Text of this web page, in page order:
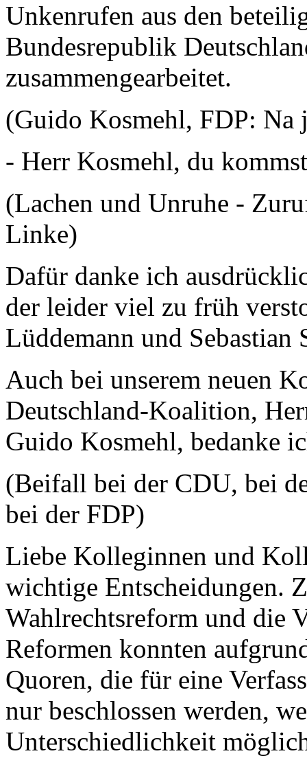
Unkenrufen aus den
Bundesrepublik
zusammengearbeitet.
(Guido Kosmehl, FDP: Na
- Herr Kosmehl, du
(Lachen und Unruhe -
Linke)
Dafür danke ich
der leider viel zu früh
Lüddemann und Sebastian
Auch bei unserem neuen
Deutschland-Koalition,
Guido Kosmehl, bedanke
(Beifall bei der CDU, bei
bei der FDP)
Liebe Kolleginnen und
wichtige Entscheidungen.
Wahlrechtsreform und die
Reformen konnten
Quoren, die für eine
nur beschlossen werden,
Unterschiedlichkeit